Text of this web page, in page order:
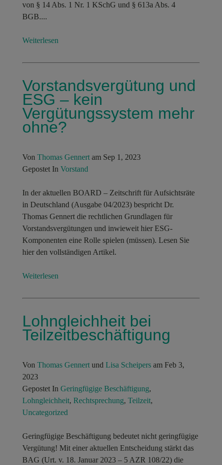
von § 14 Abs. 1 Nr. 1 KSchG und § 613a Abs. 4
BGB....
Weiterlesen
Vorstandsvergütung und
ESG – kein
Vergütungssystem mehr
ohne?
Von Thomas Gennertam Sep 1, 2023
Gepostet In Vorstand
In der aktuellen BOARD – Zeitschrift für Aufsichtsräte
in Deutschland (Ausgabe 04/2023) bespricht Dr.
Thomas Gennert die rechtlichen Grundlagen für
Vorstandsvergütungen und inwieweit hier ESG-
Komponenten eine Rolle spielen (müssen). Lesen Sie
hier den vollständigen Artikel.
Weiterlesen
Lohngleichheit bei
Teilzeitbeschäftigung
Von Thomas Gennertund Lisa Scheipersam Feb 3,
2023
Gepostet In Geringfügige Beschäftigung,
Lohngleichheit, Rechtsprechung, Teilzeit,
Uncategorized
Geringfügige Beschäftigung bedeutet nicht geringfügige
Vergütung! Mit einer aktuellen Entscheidung stärkt das
BAG (Urt. v. 18. Januar 2023 – 5 AZR 108/22) die